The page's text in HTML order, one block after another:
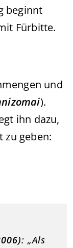
beginnt
Fürbitte.
und
).
ihn dazu,
zu geben:
: „Als